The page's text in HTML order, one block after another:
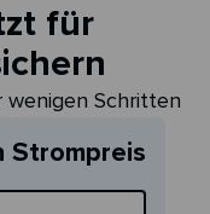
für
wenigen Schritten
Strompreis